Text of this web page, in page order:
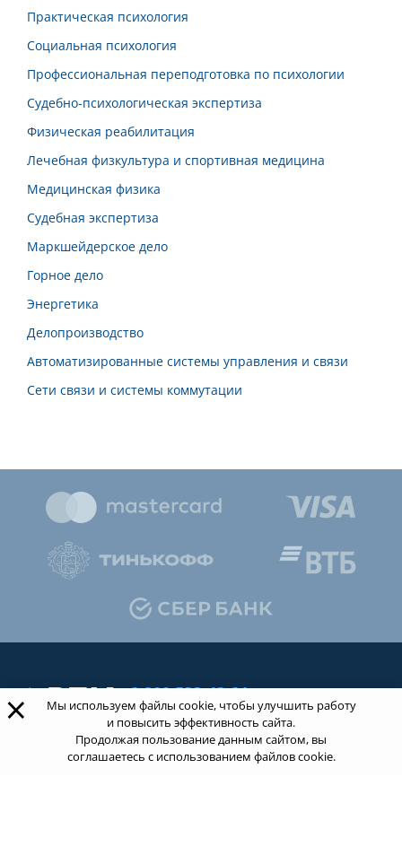
Практическая психология
Социальная психология
Профессиональная переподготовка по психологии
Судебно-психологическая экспертиза
Физическая реабилитация
Лечебная физкультура и спортивная медицина
Медицинская физика
Судебная экспертиза
Маркшейдерское дело
Горное дело
Энергетика
Делопроизводство
Автоматизированные системы управления и связи
Сети связи и системы коммутации
8 800 533-43-21
звонок по России бесплатный
Обращаясь к нам за услугами, вы даете согласие
×
Мы используем файлы cookie, чтобы улучшить работу
и повысить эффективность сайта.
Продолжая пользование данным сайтом, вы
соглашаетесь с использованием файлов cookie.